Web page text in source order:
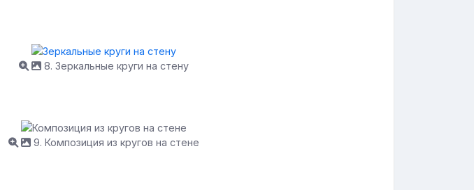
8. Зеркальные круги на стену
9. Композиция из кругов на стене